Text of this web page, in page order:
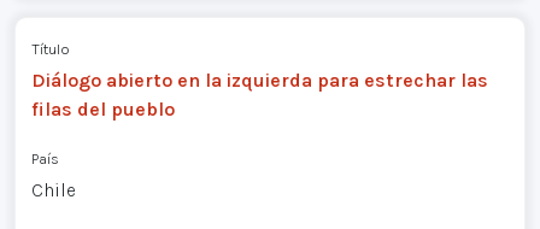
Título
Diálogo abierto en la izquierda para estrechar las
filas del pueblo
País
Chile